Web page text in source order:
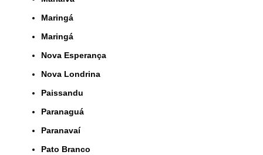
Maringá
Maringá
Nova Esperança
Nova Londrina
Paissandu
Paranaguá
Paranavaí
Pato Branco